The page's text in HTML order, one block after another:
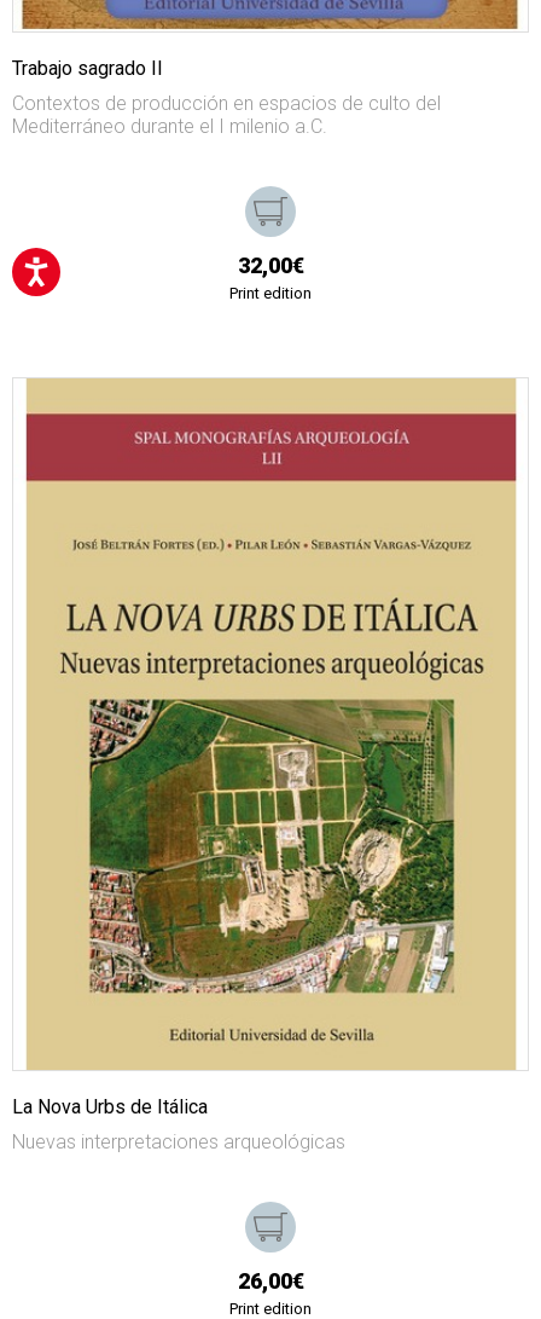
Trabajo sagrado II
Contextos de producción en espacios de culto del
Mediterráneo durante el I milenio a.C.
32,00€
Print edition
La Nova Urbs de Itálica
Nuevas interpretaciones arqueológicas
26,00€
Print edition